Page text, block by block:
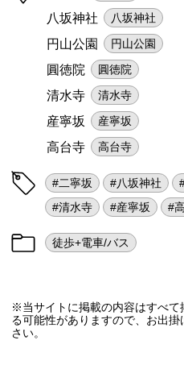
八坂神社 八坂神社
円山公園 円山公園
圓徳院 圓徳院
清水寺 清水寺
産寧坂 産寧坂
高台寺 高台寺
#二寧坂 #八坂神社
#清水寺
#産寧坂 #
徒歩+電車/バス
※当サイトに掲載の内容はすべて
る可能性がありますので、お出
さい。